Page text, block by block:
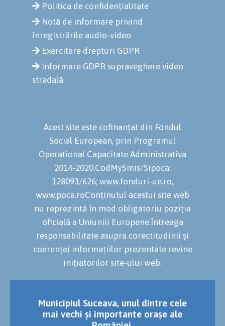
Politica de confidențialitate
Notă de informare privind
înregistrările audio-video
Exercitare drepturi GDPR
Informare GDPR supraveghere video
stradală
Acest site este cofinanțat din Fondul
Social European, prin Programul
Operational Capacitate Administrativa
2014-2020.CodMySmis/Sipoca:
128093/626; www.fonduri-ue.ro,
www.poca.roConținutul acestui site web
nu reprezintă în mod obligatoriu poziția
oficială a Uniuniii Europene.Întreaga
responsabilitate asupra corectitudinii și
coerenței informațiilor prezentate revine
inițiatorilor site-ului web.
Municipiul Suceava, unul dintre cele
mai vechi și importante orașe ale